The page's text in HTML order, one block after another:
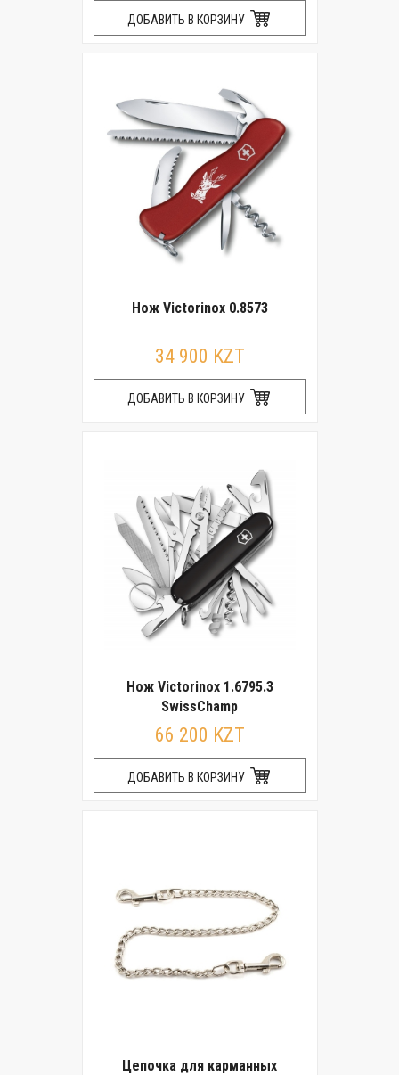
ДОБАВИТЬ В КОРЗИНУ
Нож Victorinox 0.8573
34 900 KZT
ДОБАВИТЬ В КОРЗИНУ
Нож Victorinox 1.6795.3
SwissChamp
66 200 KZT
ДОБАВИТЬ В КОРЗИНУ
Цепочка для карманных